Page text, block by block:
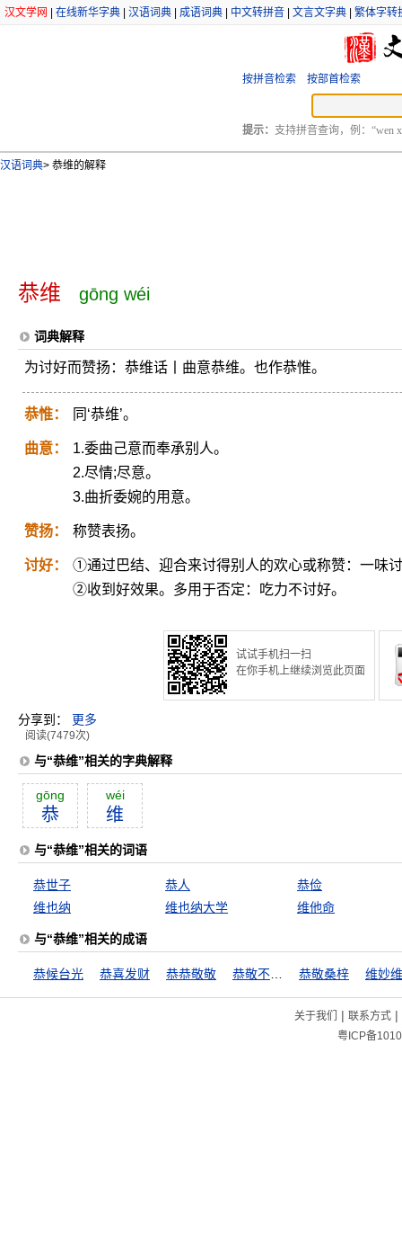
汉文学网 在线新华字典 汉语词典 成语词典 中文转拼音 文言文字典 繁体字转
按拼音检索 按部首检索
提示： 支持拼音查询，例：“wen
汉语词典> 恭维的解释
恭维 gōng wéi
词典解释
为讨好而赞扬：恭维话丨曲意恭维。也作恭惟。
恭惟： 同‘恭维’。
曲意：
1.委曲己意而奉承别人。
2.尽情;尽意。
3.曲折委婉的用意。
赞扬： 称赞表扬。
讨好：
①通过巴结、迎合来讨得别人的欢心或称赞：一味
②收到好效果。多用于否定：吃力不讨好。
试试手机扫一扫
在你手机上继续浏览此页面
分享到： 更多
阅读(7479次)
与“恭维”相关的字典解释
gōng
恭
wéi
维
与“恭维”相关的词语
恭世子 恭人
恭俭
维也纳
维也纳大学 维他命
与“恭维”相关的成语
恭候台光 恭喜发财 恭恭敬敬 恭敬桑梓 维妙
关于我们 | 联系方式|
粤ICP备